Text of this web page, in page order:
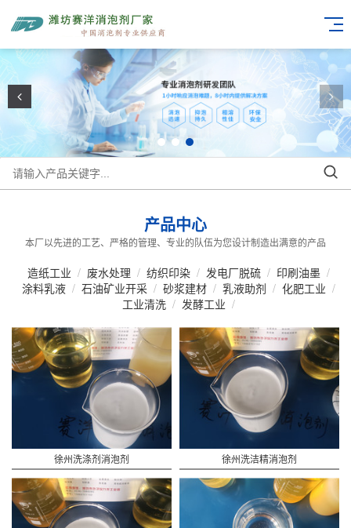
产品中心
本厂以先进的工艺、严格的管理、专业的队伍为您设计制造出满意的产品
造纸工业 / 废水处理 / 纺织印染 / 发电厂脱硫 / 印刷油墨 /
涂料乳液 / 石油矿业开采 / 砂浆建材 / 乳液助剂 / 化肥工业 /
工业清洗 / 发酵工业 /
徐州洗涤剂消泡剂 徐州洗洁精消泡剂